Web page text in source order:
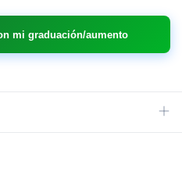
mi graduación/aumento